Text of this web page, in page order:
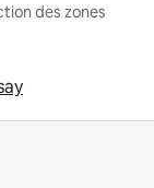
des zones